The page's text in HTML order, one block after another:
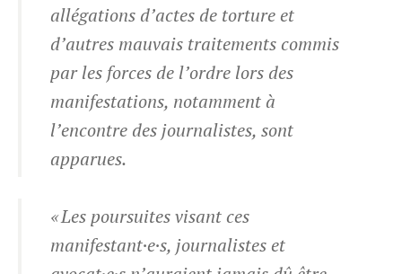
allégations d’actes de torture et
d’autres mauvais traitements commis
par les forces de l’ordre lors des
manifestations, notamment à
l’encontre des journalistes, sont
apparues.
« Les poursuites visant ces
manifestant·e·s, journalistes et